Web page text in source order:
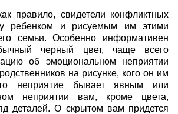
правило, свидетели конфликтных
ребенком и рисуемым им этими
семьи. Особенно информативен
черный цвет, чаще всего
об эмоциональном неприятии
на рисунке, кого он им
неприятие бывает явным или
неприятии вам, кроме цвета,
деталей. О скрытом вам придется